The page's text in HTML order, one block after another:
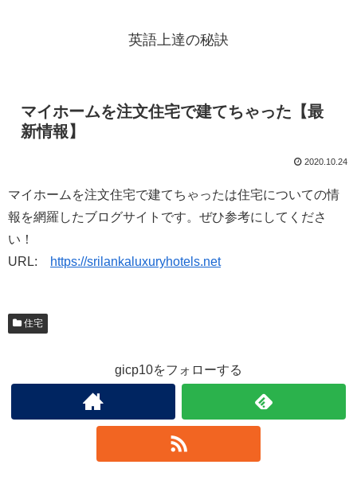
英語上達の秘訣
マイホームを注文住宅で建てちゃった【最
新情報】
2020.10.24
マイホームを注文住宅で建てちゃったは住宅についての情
報を網羅したブログサイトです。ぜひ参考にしてくださ
い！
URL:
https://srilankaluxuryhotels.net
住宅
gicp10をフォローする